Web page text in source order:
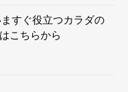
すぐ役立つカラダの
こちらから